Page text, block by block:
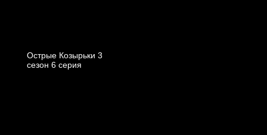
Острые Козырьки 3
cезон 6 cерия